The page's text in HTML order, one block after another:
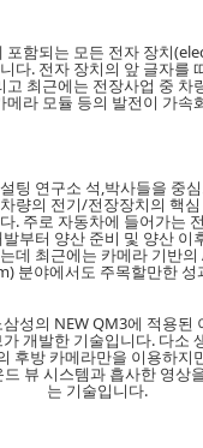
포함되는 모든 전자 장치
다. 전자 장치의 앞 글자를
고 최근에는 전장사업 중 차
메라 모듈 등의 발전이 가속
팅 연구소 석,박사들을 중
량의 전기/전장장치의 핵
. 주로 자동차에 들어가는
부터 양산 준비 및 양산 이
데 최근에는 카메라 기반
분야에서도 주목할만한 성
성의 NEW QM3에 적용된
개발한 기술입니다. 다소
후방 카메라만을 이용하지
뷰 시스템과 흡사한 영상
는 기술입니다.